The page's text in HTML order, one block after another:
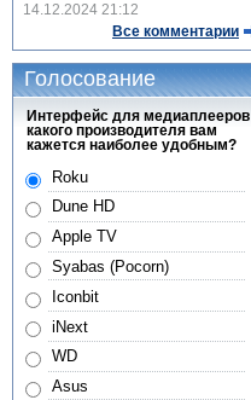
14.12.2024 21:12
Все комментарии
Голосование
Интерфейс для медиаплееров
какого производителя вам
кажется наиболее удобным?
Roku
Dune HD
Apple TV
Syabas (Pocorn)
Iconbit
iNext
WD
Asus